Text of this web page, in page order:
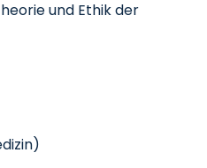
und Ethik der